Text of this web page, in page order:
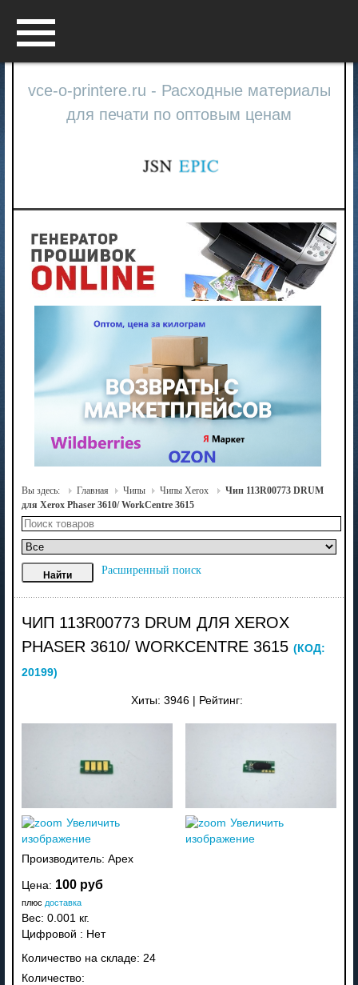
vce-o-printere.ru - Расходные материалы
для печати по оптовым ценам
Вы здесь: Главная Чипы Чипы Xerox
Чип 113R00773 DRUM
для Xerox Phaser 3610/ WorkCentre 3615
Расширенный поиск
ЧИП 113R00773 DRUM ДЛЯ XEROX
PHASER 3610/ WORKCENTRE 3615 (КОД:
20199)
Хиты: 3946 Рейтинг:
Увеличить
изображение
Увеличить
изображение
Производитель: Apex
Цена: 100 руб
плюс доставка
Вес: 0.001 кг.
Цифровой : Нет
Количество на складе: 24
Количество: